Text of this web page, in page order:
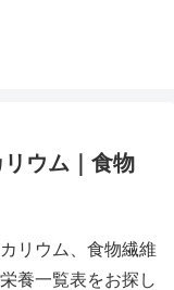
ウム｜食物
リウム、食物繊維
養一覧表をお探し